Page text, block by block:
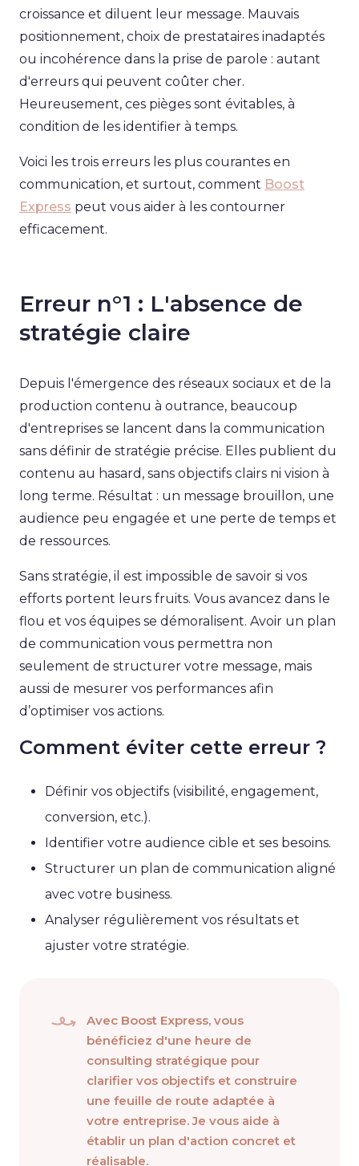
croissance et diluent leur message. Mauvais
positionnement, choix de prestataires inadaptés
ou incohérence dans la prise de parole : autant
d'erreurs qui peuvent coûter cher.
Heureusement, ces pièges sont évitables, à
condition de les identifier à temps.
Voici les trois erreurs les plus courantes en
communication, et surtout, comment Boost
Express peut vous aider à les contourner
efficacement.
Erreur n°1 : L'absence de
stratégie claire
Depuis l'émergence des réseaux sociaux et de la
production contenu à outrance, beaucoup
d'entreprises se lancent dans la communication
sans définir de stratégie précise. Elles publient du
contenu au hasard, sans objectifs clairs ni vision à
long terme. Résultat : un message brouillon, une
audience peu engagée et une perte de temps et
de ressources.
Sans stratégie, il est impossible de savoir si vos
efforts portent leurs fruits. Vous avancez dans le
flou et vos équipes se démoralisent. Avoir un plan
de communication vous permettra non
seulement de structurer votre message, mais
aussi de mesurer vos performances afin
d’optimiser vos actions.
Comment éviter cette erreur ?
Définir vos objectifs (visibilité, engagement,
conversion, etc.).
Identifier votre audience cible et ses besoins.
Structurer un plan de communication aligné
avec votre business.
Analyser régulièrement vos résultats et
ajuster votre stratégie.
Avec Boost Express, vous
bénéficiez d'une heure de
consulting stratégique pour
clarifier vos objectifs et construire
une feuille de route adaptée à
votre entreprise. Je vous aide à
établir un plan d'action concret et
réalisable.